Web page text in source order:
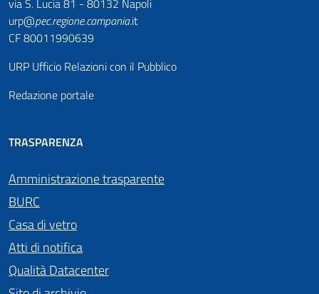
via S. Lucia 81 - 80132 Napoli
urp@pec.regione.campania.it
CF 80011990639
URP Ufficio Relazioni con il Pubblico
Redazione portale
TRASPARENZA
Amministrazione trasparente
BURC
Casa di vetro
Atti di notifica
Qualità Datacenter